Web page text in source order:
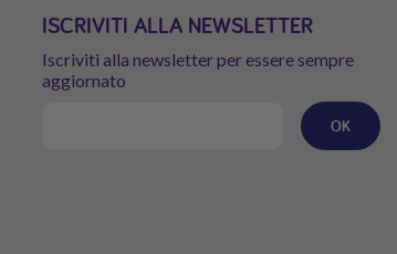
ISCRIVITI ALLA NEWSLETTER
Iscriviti alla newsletter per essere sempre
aggiornato
OK